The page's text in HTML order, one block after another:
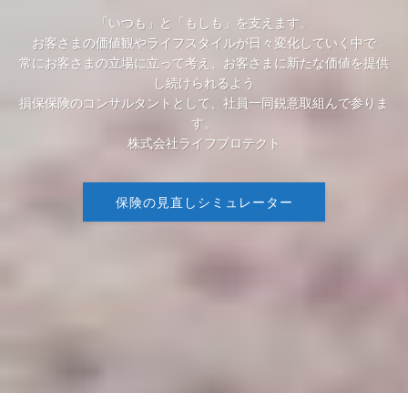
「いつも」と「もしも」を支えます。
お客さまの価値観やライフスタイルが日々変化していく中で
常にお客さまの立場に立って考え、お客さまに新たな価値を提供
し続けられるよう
損保保険のコンサルタントとして、社員一同鋭意取組んで参りま
す。
株式会社ライフプロテクト
保険の見直しシミュレーター